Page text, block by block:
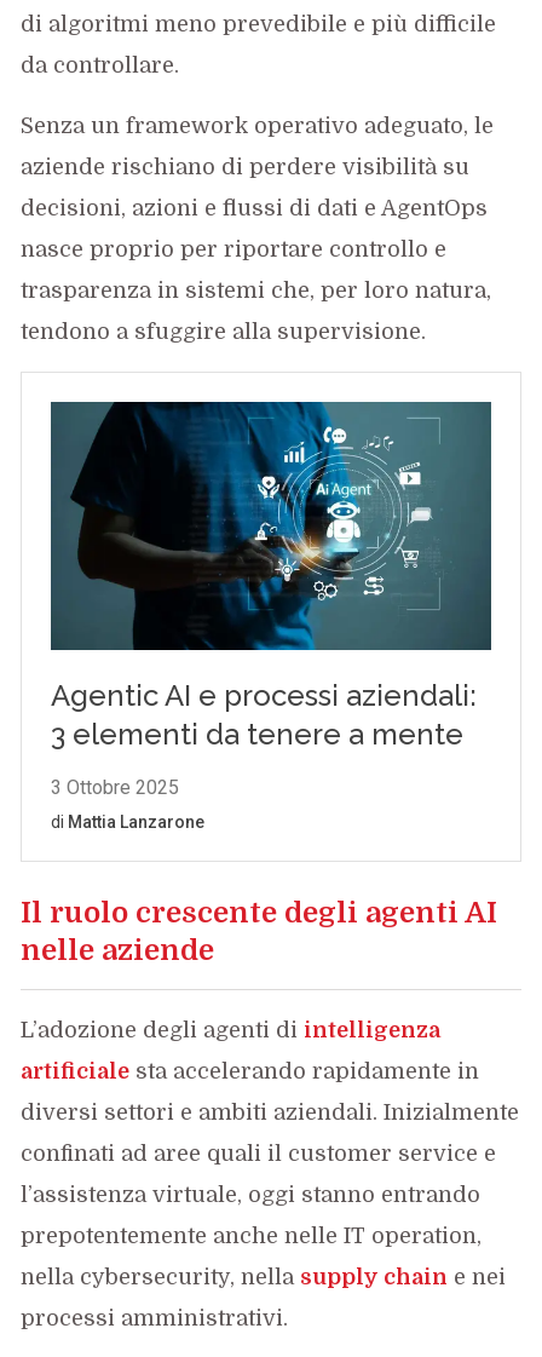
di algoritmi meno prevedibile e più difficile
da controllare.
Senza un framework operativo adeguato, le
aziende rischiano di perdere visibilità su
decisioni, azioni e flussi di dati e AgentOps
nasce proprio per riportare controllo e
trasparenza in sistemi che, per loro natura,
tendono a sfuggire alla supervisione.
Il ruolo crescente degli agenti AI
nelle aziende
L’adozione degli agenti di intelligenza
artificiale sta accelerando rapidamente in
diversi settori e ambiti aziendali. Inizialmente
confinati ad aree quali il customer service e
l’assistenza virtuale, oggi stanno entrando
prepotentemente anche nelle IT operation,
nella cybersecurity, nella supply chain e nei
processi amministrativi.